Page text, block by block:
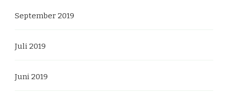
September 2019
Juli 2019
Juni 2019